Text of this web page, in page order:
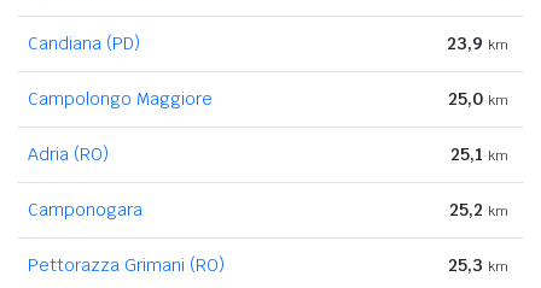
Candiana (PD) 23,9 km
Campolongo Maggiore 25,0 km
Adria (RO) 25,1 km
Camponogara 25,2 km
Pettorazza Grimani (RO) 25,3 km